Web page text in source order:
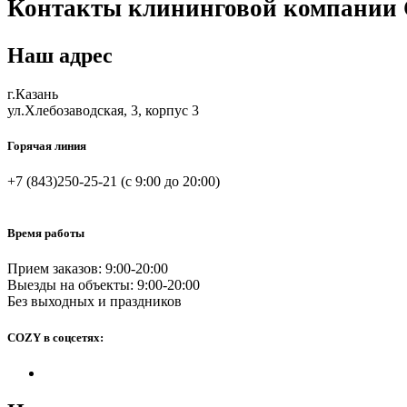
Контакты клининговой компании
Наш адрес
г.Казань
ул.Хлебозаводская, 3, корпус 3
Горячая линия
+7 (843)250-25-21 (с 9:00 до 20:00)
Время работы
Прием заказов: 9:00-20:00
Выезды на объекты: 9:00-20:00
Без выходных и праздников
COZY в соцсетях: